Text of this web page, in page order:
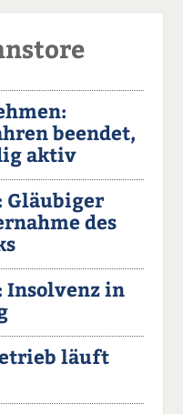
c
beendet,
aktiv
Gläubiger
des
Insolvenz in
läuft